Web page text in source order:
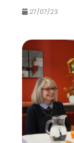
27/07/23